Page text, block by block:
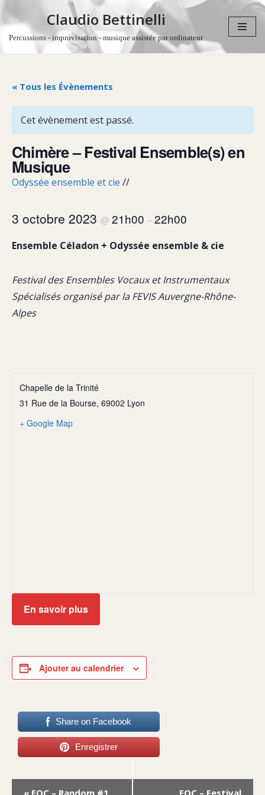
Aller
Claudio Bettinelli
Percussions - improvisation - musique assistée par ordinateur
« Tous les Évènements
Cet évènement est passé.
Chimère – Festival Ensemble(s) en
Musique
Odyssée ensemble et cie //
3 octobre 2023 @ 21h00 –22h00
Ensemble Céladon + Odyssée ensemble & cie
Festival des Ensembles Vocaux et Instrumentaux
Spécialisés organisé par la FEVIS Auvergne-Rhône-
Alpes
Chapelle de la Trinité
31 Rue de la Bourse, 69002 Lyon
+ Google Map
En savoir plus
Ajouter au calendrier
Share on Facebook
Enregistrer
Navigation
« EOC – Random #1 EOC – Festival